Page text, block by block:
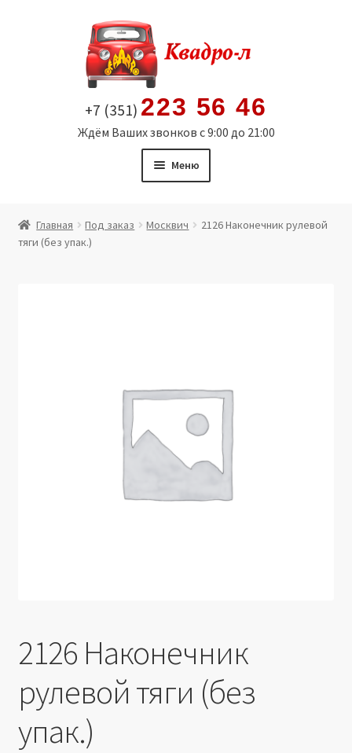
содержимому
+7 (351) 223 56 46
Ждём Ваших звонков с 9:00 до 21:00
Меню
Витрина
Юридические данные
Главная Под заказ Москвич
2126 Наконечник рулевой
тяги (без упак.)
2126 Наконечник
рулевой тяги (без
упак.)